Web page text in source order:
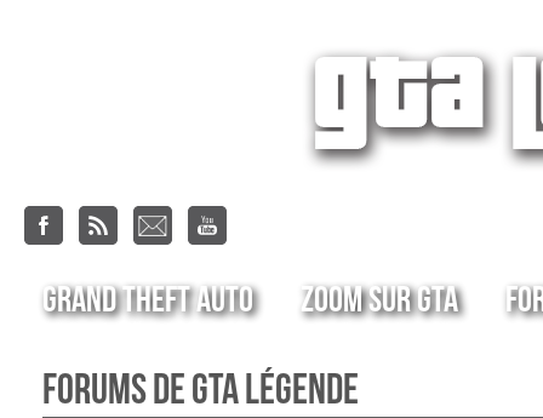
Grand Theft Auto Zoom sur GTA
Forums de GTA Légende